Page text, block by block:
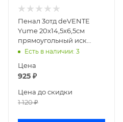
Пенал 3отд deVENTE
Yume 20x14,5x6,5см
прямоугольный иск
кожа 7013094
Есть в наличии: 3
Цена
925 ₽
Цена до скидки
1 120₽